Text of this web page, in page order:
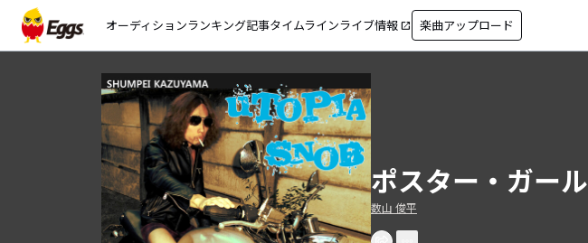
オーディションランキング記事タイムラインライブ情報 open_in_new 楽曲アップロード
ポスター・ガール
数山 俊平